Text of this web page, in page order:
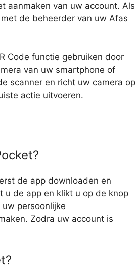
aanmaken van uw account. Als
de beheerder van uw Afas
Code functie gebruiken door
van uw smartphone of
scanner en richt uw camera op
actie uitvoeren.
de app downloaden en
u de app en klikt u op de knop
uw persoonlijke
Zodra uw account is